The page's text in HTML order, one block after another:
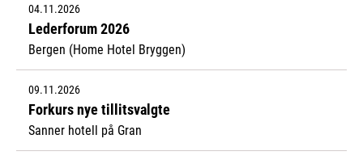
04.11.2026
Lederforum 2026
Bergen (Home Hotel Bryggen)
09.11.2026
Forkurs nye tillitsvalgte
Sanner hotell på Gran